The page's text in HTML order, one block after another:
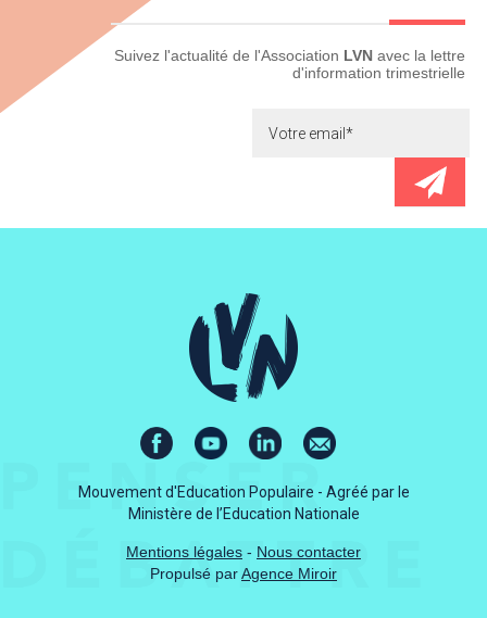
Newsletter Suivez l'actualité de l'Association LVN avec la lettre
d'information trimestrielle
Mouvement d'Education Populaire - Agréé par le
Ministère de l’Education Nationale
Mentions légales - Nous contacter
Propulsé parAgence Miroir